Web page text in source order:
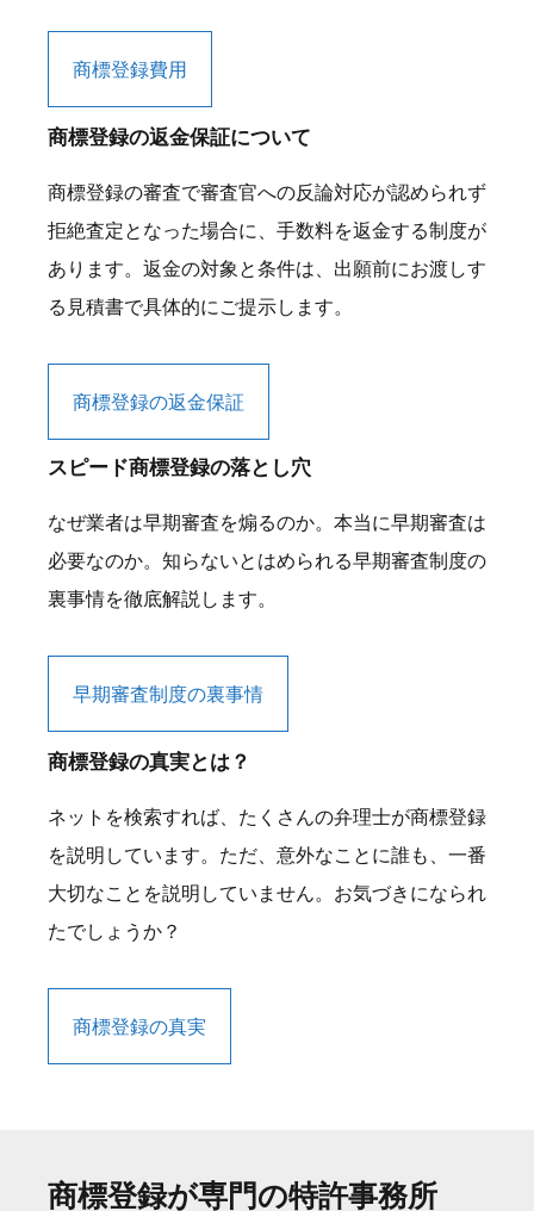
商標登録費用
商標登録の返金保証について
商標登録の審査で審査官への反論対応が認められず
拒絶査定となった場合に、手数料を返金する制度が
あります。返金の対象と条件は、出願前にお渡しす
る見積書で具体的にご提示します。
商標登録の返金保証
スピード商標登録の落とし穴
なぜ業者は早期審査を煽るのか。本当に早期審査は
必要なのか。知らないとはめられる早期審査制度の
裏事情を徹底解説します。
早期審査制度の裏事情
商標登録の真実とは？
ネットを検索すれば、たくさんの弁理士が商標登録
を説明しています。ただ、意外なことに誰も、一番
大切なことを説明していません。お気づきになられ
たでしょうか？
商標登録の真実
商標登録が専門の特許事務所